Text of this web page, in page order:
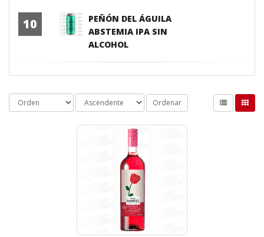
10
PEÑÓN DEL ÁGUILA
ABSTEMIA IPA SIN
ALCOHOL
Ordenar